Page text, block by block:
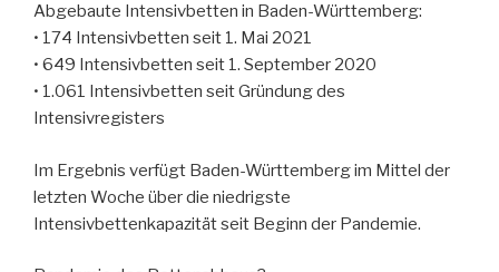
Abgebaute Intensivbetten in Baden-Württemberg:
• 174 Intensivbetten seit 1. Mai 2021
• 649 Intensivbetten seit 1. September 2020
• 1.061 Intensivbetten seit Gründung des
Intensivregisters
Im Ergebnis verfügt Baden-Württemberg im Mittel der
letzten Woche über die niedrigste
Intensivbettenkapazität seit Beginn der Pandemie.